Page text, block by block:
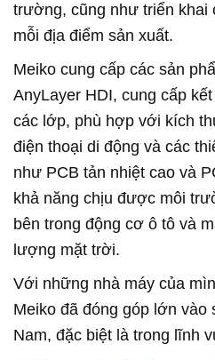
trường, cũng như triển khai
mỗi địa điểm sản xuất.
Meiko cung cấp các sản
AnyLayer HDI, cung cấp
các lớp, phù hợp với kích
điện thoại di động và các
như PCB tản nhiệt cao và
khả năng chịu được môi
bên trong động cơ ô tô và
lượng mặt trời.
Với những nhà máy của
Meiko đã đóng góp lớn vào
Nam, đặc biệt là trong lĩnh